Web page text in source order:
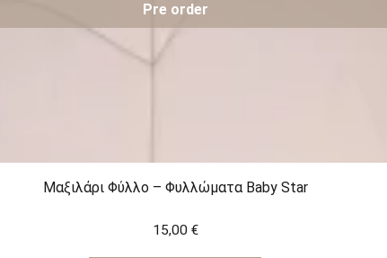
Pre order
Μαξιλάρι Φύλλο – Φυλλώματα Baby Star
15,00 €